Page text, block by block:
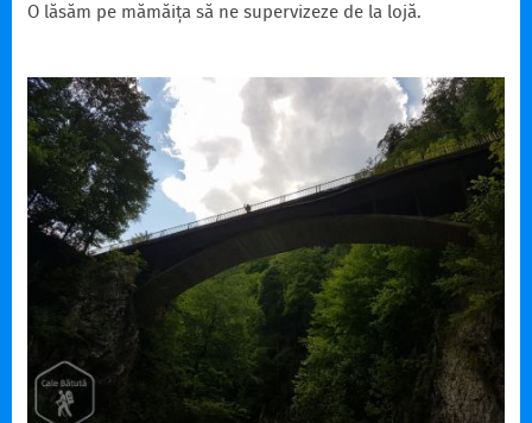
O lăsăm pe mămăița să ne supervizeze de la lojă.